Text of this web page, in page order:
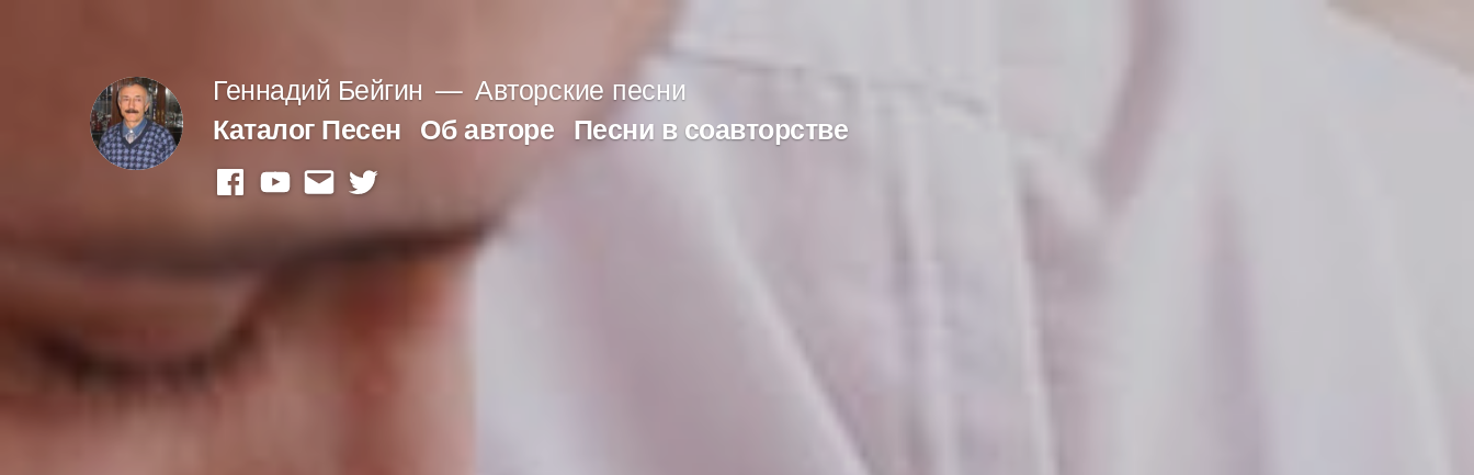
содержимому
Геннадий Бейгин Авторские песни
Каталог Песен Об авторе Песни в соавторстве
facebook
youtube
mail twitter